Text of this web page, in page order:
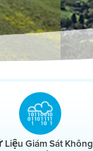
Liệu Giám Sát Không